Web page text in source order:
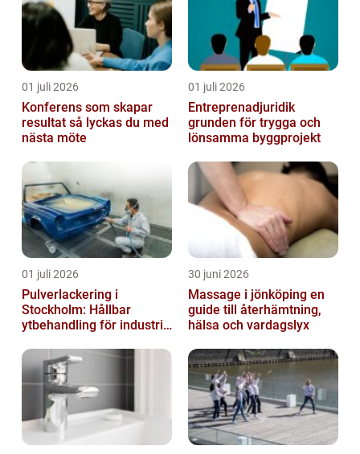
01 juli 2026
Konferens som skapar
resultat så lyckas du med
nästa möte
01 juli 2026
Entreprenadjuridik
grunden för trygga och
lönsamma byggprojekt
01 juli 2026
Pulverlackering i
Stockholm: Hållbar
ytbehandling för industri
30 juni 2026
Massage i jönköping en
guide till återhämtning,
hälsa och vardagslyx